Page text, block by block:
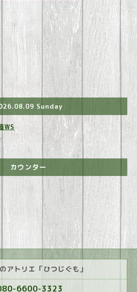
Sunday
WS
カウンター
アトリエ「ひつじぐも」
6600-3323